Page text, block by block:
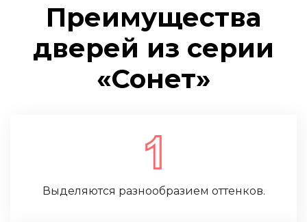
Преимущества
дверей из серии
«Сонет»
Выделяются разнообразием оттенков.